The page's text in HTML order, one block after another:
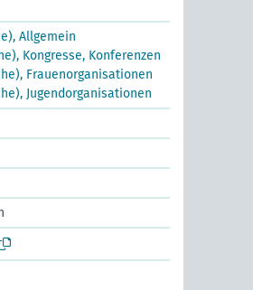
Allgemein
Kongresse, Konferenzen
Frauenorganisationen
Jugendorganisationen